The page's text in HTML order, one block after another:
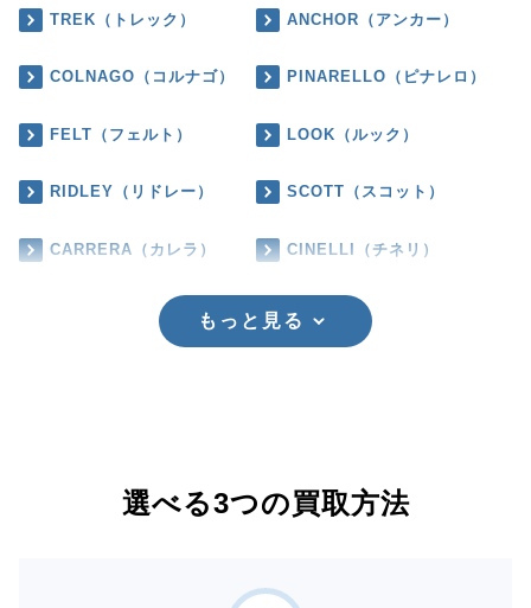
TREK（トレック） ANCHOR（アンカー）
COLNAGO（コルナゴ） PINARELLO（ピナレロ）
FELT（フェルト） LOOK（ルック）
RIDLEY（リドレー） SCOTT（スコット）
CARRERA（カレラ） CINELLI（チネリ）
もっと見る
選べる3つの買取方法